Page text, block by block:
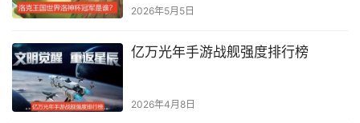
2026年5月5日
亿万光年手游战舰强度排行榜
2026年4月8日